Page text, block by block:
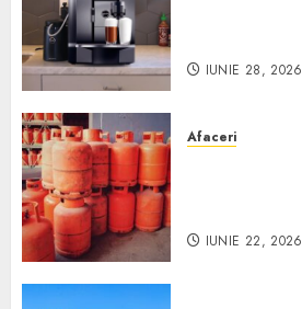
IUNIE 28, 2026
Afaceri
IUNIE 22, 2026